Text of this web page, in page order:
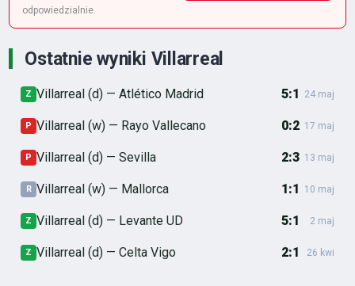
odpowiedzialnie.
Ostatnie wyniki Villarreal
Z Villarreal (d) — Atlético Madrid 5:1 24 maj
P Villarreal (w) — Rayo Vallecano 0:2 17 maj
P Villarreal (d) — Sevilla 2:3 13 maj
R Villarreal (w) — Mallorca 1:1 10 maj
Z Villarreal (d) — Levante UD 5:1 2 maj
Z Villarreal (d) — Celta Vigo 2:1 26 kwi